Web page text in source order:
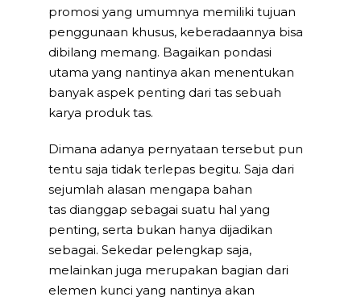
promosi yang umumnya memiliki tujuan
penggunaan khusus, keberadaannya bisa
dibilang memang. Bagaikan pondasi
utama yang nantinya akan menentukan
banyak aspek penting dari tas sebuah
karya produk tas.
Dimana adanya pernyataan tersebut pun
tentu saja tidak terlepas begitu. Saja dari
sejumlah alasan mengapa bahan
tas dianggap sebagai suatu hal yang
penting, serta bukan hanya dijadikan
sebagai. Sekedar pelengkap saja,
melainkan juga merupakan bagian dari
elemen kunci yang nantinya akan